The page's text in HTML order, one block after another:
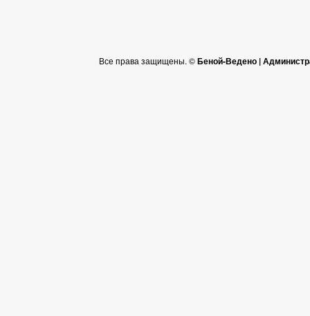
Все права защищены. ©Беной-Ведено |